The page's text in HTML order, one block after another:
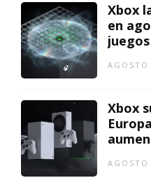
Xbox
en
Xbox